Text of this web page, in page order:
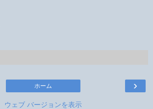
›
ホーム
ウェブ バージョンを表示